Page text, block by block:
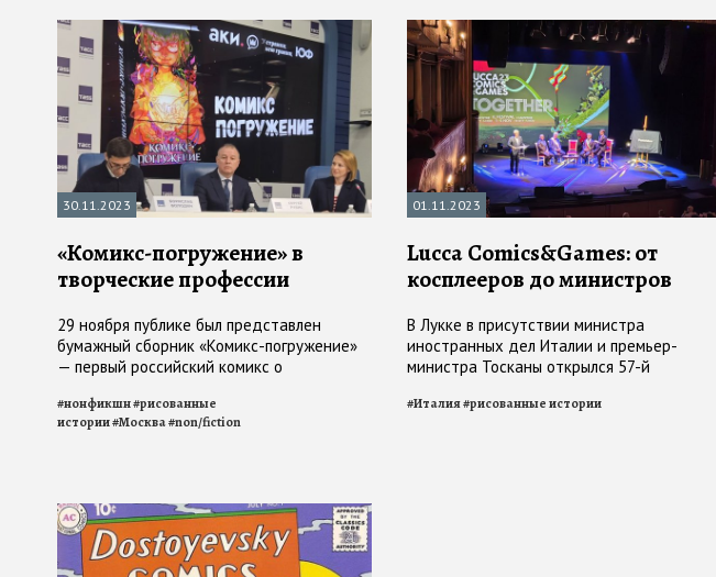
30.11.2023
«Комикс-погружение» в
творческие профессии
29 ноября публике был представлен
бумажный сборник «Комикс-погружение»
— первый российский комикс о
#нонфикшн#рисованные
истории#Москва#non/fiction
01.11.2023
Lucca Comics&Games: от
косплееров до министров
В Лукке в присутствии министра
иностранных дел Италии и премьер-
министра Тосканы открылся 57-й
#Италия#рисованные истории